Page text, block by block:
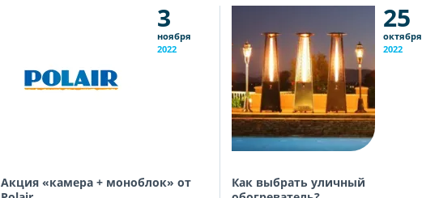
3
ноября
2022
Акция «камера + моноблок» от
25
октября
2022
Как выбрать уличный